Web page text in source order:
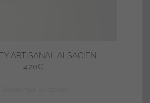
ARTISANAL ALSACIEN
4,20€